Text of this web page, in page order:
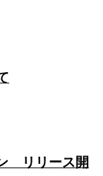
リリース開